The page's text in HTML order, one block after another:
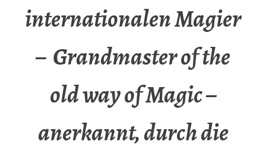
internationalen Magier
– Grandmaster of the
old way of Magic –
anerkannt, durch die